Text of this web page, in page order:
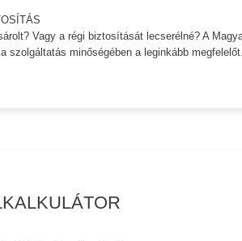
Vagy a régi biztosítását lecserélné? A
szolgáltatás minőségében a leginkább